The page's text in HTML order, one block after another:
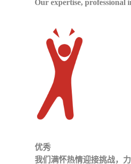
Our expertise, professional
优秀
我们满怀热情迎接挑战，